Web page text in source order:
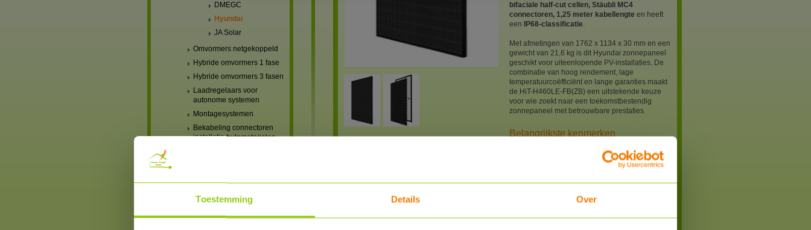
Toestemming Details Over
DMEGC
Hyundai
JA Solar
Omvormers netgekoppeld
Hybride omvormers 1 fase
Hybride omvormers 3 fasen
Laadregelaars voor
autonome systemen
Montagesystemen
Bekabeling connectoren
installatie hulpmaterialen
Boilers, Buffervaten en toebehoren
Installatiematerialen
bifaciale half-cut cellen, Stäubli MC4
connectoren, 1,25 meter kabellengte en heeft
een
IP68-classificatie.
Met afmetingen van 1762 x 1134 x 30 mm en een
gewicht van 21,6 kg is dit Hyundai zonnepaneel
geschikt voor uiteenlopende PV-installaties. De
combinatie van hoog rendement, lage
temperatuurcoëfficiënt en lange garanties maakt
de HiT-H460LE-FB(ZB) een uitstekende keuze
voor wie zoekt naar een toekomstbestendig
zonnepaneel met betrouwbare prestaties.
Belangrijkste kenmerken
Celtechnologie: N-Type HJT
Efficiëntie: circa 23%
Aantal cellen: 96 bifaciale half-cut cellen
Afmetingen: 1762 x 1134 x 30 mm